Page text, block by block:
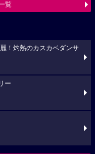
覧
！灼熱のカスカベダンサ
ー